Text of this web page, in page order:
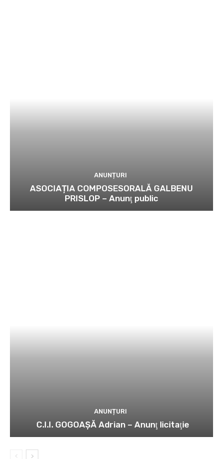
ANUNȚURI
ASOCIAȚIA COMPOSESORALĂ GALBENU
PRISLOP – Anunţ public
ANUNȚURI
C.I.I. GOGOAŞĂ Adrian – Anunţ licitaţie